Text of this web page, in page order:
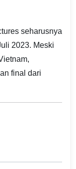
seharusnya
2023. Meski
final dari